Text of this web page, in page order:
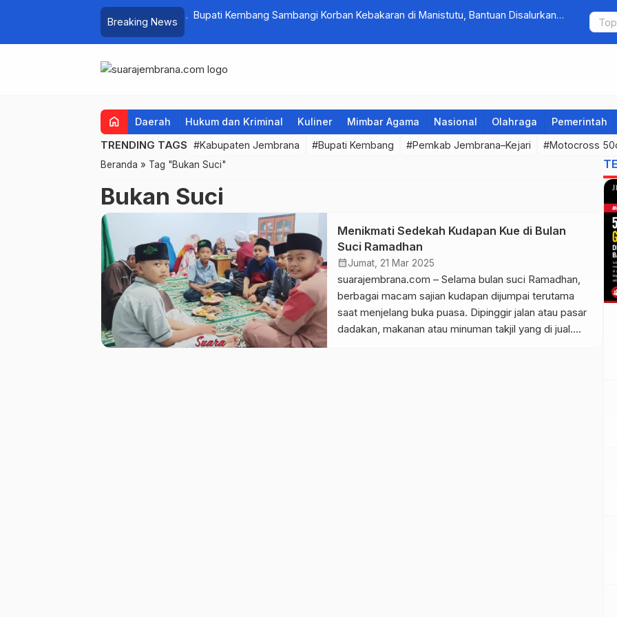
Breaking News
Bupati Kembang Sambangi Korban Kebakaran di Manistutu, Bantuan Disalurkan
Tim
home Daerah Hukum dan Kriminal Kuliner Mimbar Agama Nasional Olahraga Pemerintah
TRENDING TAGS #Kabupaten Jembrana #Bupati Kembang #Pemkab Jembrana–Kejari #Motocross
Beranda » Tag "Bukan Suci"
Bukan Suci
Menikmati Sedekah Kudapan Kue di Bulan
Suci Ramadhan
calendar_monthJumat, 21 Mar 2025
suarajembrana.com – Selama bulan suci Ramadhan,
berbagai macam sajian kudapan dijumpai terutama
saat menjelang buka puasa. Dipinggir jalan atau pasar
dadakan, makanan atau minuman takjil yang di jual.